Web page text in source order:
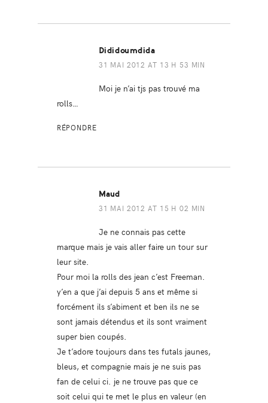
Dididoumdida
31 MAI 2012 AT 13 H 53 MIN
Moi je n’ai tjs pas trouvé ma
rolls…
RÉPONDRE
Maud
31 MAI 2012 AT 15 H 02 MIN
Je ne connais pas cette
marque mais je vais aller faire un tour sur
leur site.
Pour moi la rolls des jean c’est Freeman.
y’en a que j’ai depuis 5 ans et même si
forcément ils s’abiment et ben ils ne se
sont jamais détendus et ils sont vraiment
super bien coupés.
Je t’adore toujours dans tes futals jaunes,
bleus, et compagnie mais je ne suis pas
fan de celui ci. je ne trouve pas que ce
soit celui qui te met le plus en valeur (en